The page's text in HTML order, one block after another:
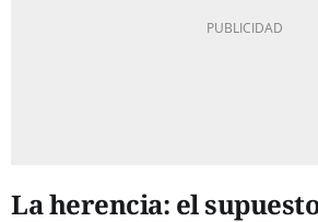
La herencia: el